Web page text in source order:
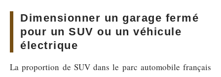
Dimensionner un garage fermé
pour un SUV ou un véhicule
électrique
La proportion de SUV dans le parc automobile français